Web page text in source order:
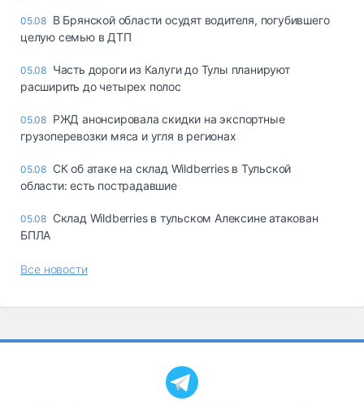
05.08 В Брянской области осудят водителя, погубившего
целую семью в ДТП
05.08 Часть дороги из Калуги до Тулы планируют
расширить до четырех полос
05.08 РЖД анонсировала скидки на экспортные
грузоперевозки мяса и угля в регионах
05.08 СК об атаке на склад Wildberries в Тульской
области: есть пострадавшие
05.08 Склад Wildberries в тульском Алексине атакован
БПЛА
Все новости